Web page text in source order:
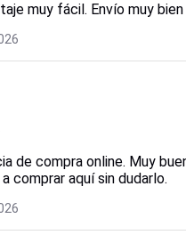
muy fácil. Envío muy
de compra online. Muy
comprar aquí sin dudarlo.